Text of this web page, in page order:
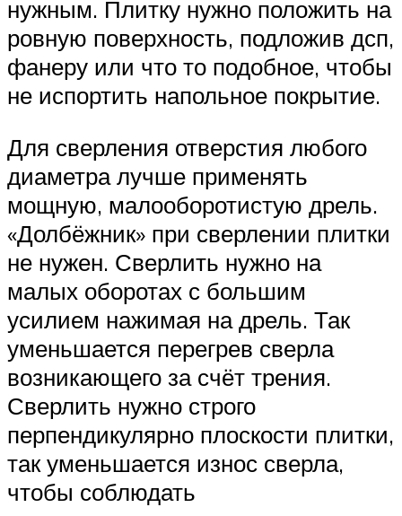
нужным. Плитку нужно положить на
ровную поверхность, подложив дсп,
фанеру или что то подобное, чтобы
не испортить напольное покрытие.
Для сверления отверстия любого
диаметра лучше применять
мощную, малооборотистую дрель.
«Долбёжник» при сверлении плитки
не нужен. Сверлить нужно на
малых оборотах с большим
усилием нажимая на дрель. Так
уменьшается перегрев сверла
возникающего за счёт трения.
Сверлить нужно строго
перпендикулярно плоскости плитки,
так уменьшается износ сверла,
чтобы соблюдать